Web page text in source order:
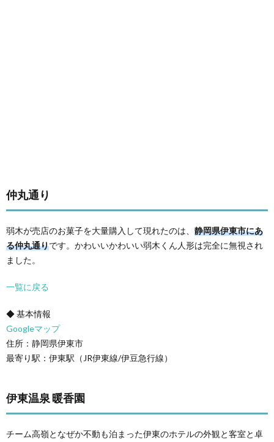
仲丸通り
弱木が売店のお菓子を大量購入して現れたのは、 静岡県伊東市にあ
る仲丸通りです。かわいいかわいい弱木くん人形は完全に無視され
ました。
一覧に戻る
◆ 基本情報
Googleマップ
住所：静岡県伊東市
最寄り駅：伊東駅（JR伊東線/伊豆急行線）
伊東温泉 暖香園
チーム高嶺となぜか不動も泊まった伊東のホテルの外観と客室と卓